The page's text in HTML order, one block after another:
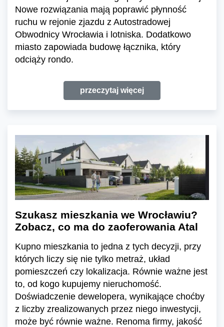
Nowe rozwiązania mają poprawić płynność
ruchu w rejonie zjazdu z Autostradowej
Obwodnicy Wrocławia i lotniska. Dodatkowo
miasto zapowiada budowę łącznika, który
odciąży rondo.
przeczytaj więcej
Szukasz mieszkania we Wrocławiu?
Zobacz, co ma do zaoferowania Atal
Kupno mieszkania to jedna z tych decyzji, przy
których liczy się nie tylko metraż, układ
pomieszczeń czy lokalizacja. Równie ważne jest
to, od kogo kupujemy nieruchomość.
Doświadczenie dewelopera, wynikające choćby
z liczby zrealizowanych przez niego inwestycji,
może być równie ważne. Renoma firmy, jakość